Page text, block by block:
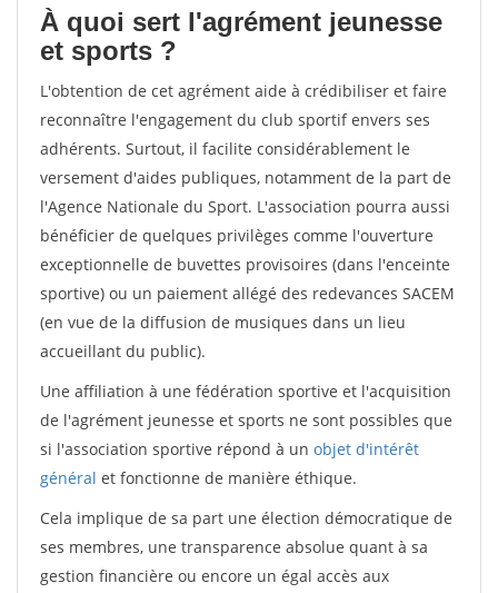
À quoi sert l'agrément jeunesse
et sports ?
L'obtention de cet agrément aide à crédibiliser et faire
reconnaître l'engagement du club sportif envers ses
adhérents. Surtout, il facilite considérablement le
versement d'aides publiques, notamment de la part de
l'Agence Nationale du Sport. L'association pourra aussi
bénéficier de quelques privilèges comme l'ouverture
exceptionnelle de buvettes provisoires (dans l'enceinte
sportive) ou un paiement allégé des redevances SACEM
(en vue de la diffusion de musiques dans un lieu
accueillant du public).
Une affiliation à une fédération sportive et l'acquisition
de l'agrément jeunesse et sports ne sont possibles que
si l'association sportive répond à un objet d'intérêt
général et fonctionne de manière éthique.
Cela implique de sa part une élection démocratique de
ses membres, une transparence absolue quant à sa
gestion financière ou encore un égal accès aux